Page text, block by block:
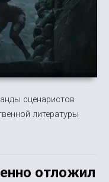
сценаристов
литературы
отложил